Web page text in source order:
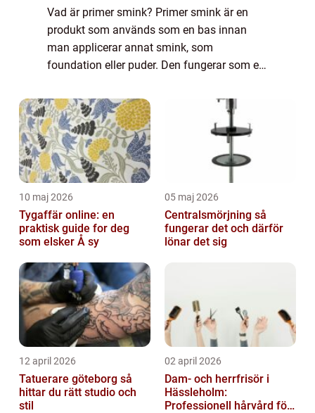
Vad är primer smink? Primer smink är en
produkt som används som en bas innan
man applicerar annat smink, som
foundation eller puder. Den fungerar som en
jämn yta för sminket att fästa på. Primern
kan applice...
10 maj 2026
Tygaffär online: en
praktisk guide for deg
som elsker Å sy
05 maj 2026
Centralsmörjning så
fungerar det och därför
lönar det sig
12 april 2026
Tatuerare göteborg så
hittar du rätt studio och
stil
02 april 2026
Dam- och herrfrisör i
Hässleholm:
Professionell hårvård för